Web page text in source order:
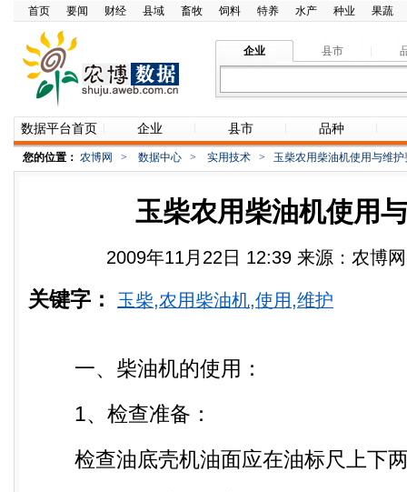
首页 要闻 财经 县域 畜牧 饲料 特养 水产 种业 果蔬
企业 县市
数据平台首页 企业 县市 品种
您的位置： 农博网 > 数据中心 > 实用技术 > 玉柴农用柴油机使用与维护
玉柴农用柴油机使用
2009年11月22日 12:39 来源：农博
关键字： 玉柴,农用柴油机,使用,维护
一、柴油机的使用：
1、检查准备：
检查油底壳机油面应在油标尺上下